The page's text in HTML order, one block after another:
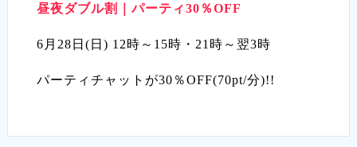
昼夜ダブル割｜パーティ30％OFF
6月28日(日) 12時～15時・21時～翌3時
パーティチャットが30％OFF(70pt/分)!!